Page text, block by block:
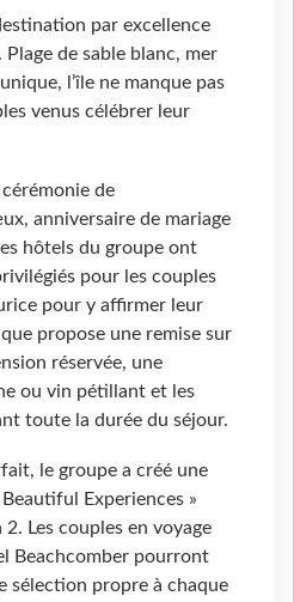
par excellence
de sable blanc, mer
l’île ne manque pas
venus célébrer leur
de
anniversaire de mariage
hôtels du groupe ont
pour les couples
pour y affirmer leur
propose une remise sur
réservée, une
ou vin pétillant et les
toute la durée du séjour.
le groupe a créé une
Experiences »
Les couples en voyage
Beachcomber pourront
sélection propre à chaque